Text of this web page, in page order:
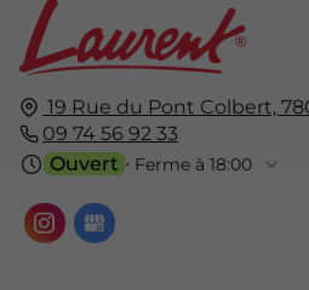
19 Rue du Pont Colbert,
09 74 56 92 33
Ouvert ⋅ Ferme à 18:00